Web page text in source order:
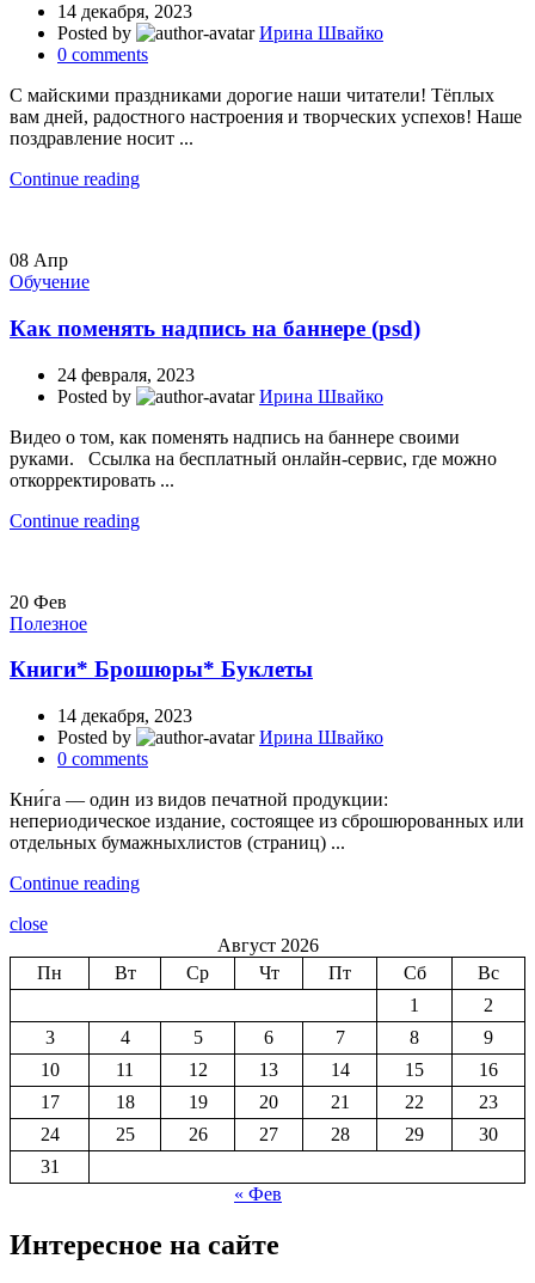
14 декабря, 2023
Posted by
Ирина Швайко
0 comments
С майскими праздниками дорогие наши читатели! Тёплых
вам дней, радостного настроения и творческих успехов! Наше
поздравление носит ...
Continue reading
08 Апр
Обучение
Как поменять надпись на баннере (psd)
24 февраля, 2023
Posted by
Ирина Швайко
Видео о том, как поменять надпись на баннере своими
руками. Ссылка на бесплатный онлайн-сервис, где можно
откорректировать ...
Continue reading
20 Фев
Полезное
Книги* Брошюры* Буклеты
14 декабря, 2023
Posted by
Ирина Швайко
0 comments
Кни́га — один из видов печатной продукции:
непериодическое издание, состоящее из сброшюрованных или
отдельных бумажныхлистов (страниц) ...
Continue reading
close
Август 2026
Пн
Вт Ср Чт Пт Сб
Вс
1
2
3
4 5 6 7 8
9
10
11 12 13 14 15
16
17
18 19 20 21 22
23
24
25 26 27 28 29
30
31
« Фев
Интересное на сайте